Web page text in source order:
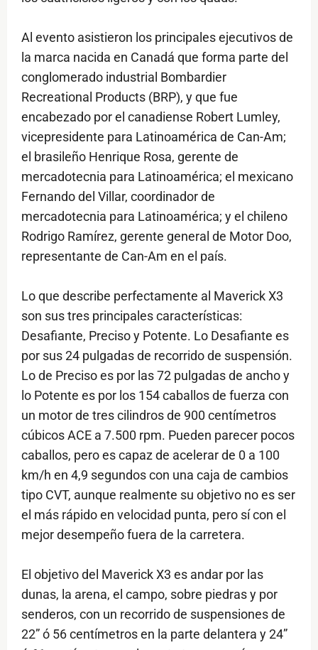
Al evento asistieron los principales ejecutivos de
la marca nacida en Canadá que forma parte del
conglomerado industrial Bombardier
Recreational Products (BRP), y que fue
encabezado por el canadiense Robert Lumley,
vicepresidente para Latinoamérica de Can-Am;
el brasileño Henrique Rosa, gerente de
mercadotecnia para Latinoamérica; el mexicano
Fernando del Villar, coordinador de
mercadotecnia para Latinoamérica; y el chileno
Rodrigo Ramírez, gerente general de Motor Doo,
representante de Can-Am en el país.
Lo que describe perfectamente al Maverick X3
son sus tres principales características:
Desafiante, Preciso y Potente. Lo Desafiante es
por sus 24 pulgadas de recorrido de suspensión.
Lo de Preciso es por las 72 pulgadas de ancho y
lo Potente es por los 154 caballos de fuerza con
un motor de tres cilindros de 900 centímetros
cúbicos ACE a 7.500 rpm. Pueden parecer pocos
caballos, pero es capaz de acelerar de 0 a 100
km/h en 4,9 segundos con una caja de cambios
tipo CVT, aunque realmente su objetivo no es ser
el más rápido en velocidad punta, pero sí con el
mejor desempeño fuera de la carretera.
El objetivo del Maverick X3 es andar por las
dunas, la arena, el campo, sobre piedras y por
senderos, con un recorrido de suspensiones de
22” ó 56 centímetros en la parte delantera y 24”